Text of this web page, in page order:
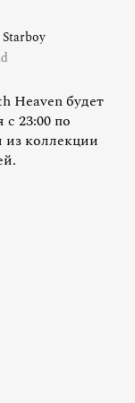
Heaven будет
с 23:00 по
коллекции